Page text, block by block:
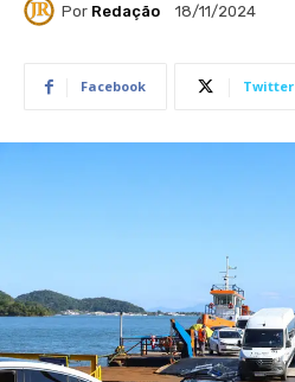
Por Redação 18/11/2024
Facebook Twitter